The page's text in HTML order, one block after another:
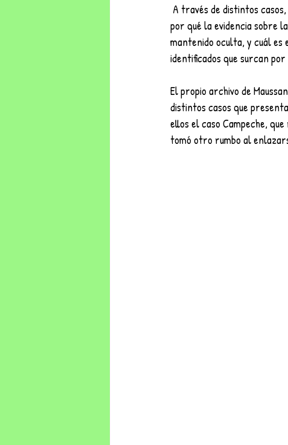
por qué la evidencia sobre
mantenido oculta, y cuál es
identificados que surcan
El propio archivo de
distintos casos que
ellos el caso Campeche,
tomó otro rumbo al